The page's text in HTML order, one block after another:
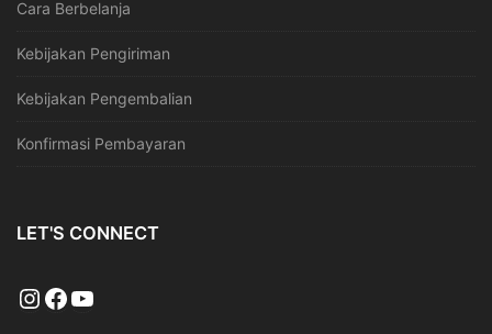
Cara Berbelanja
Kebijakan Pengiriman
Kebijakan Pengembalian
Konfirmasi Pembayaran
LET'S CONNECT